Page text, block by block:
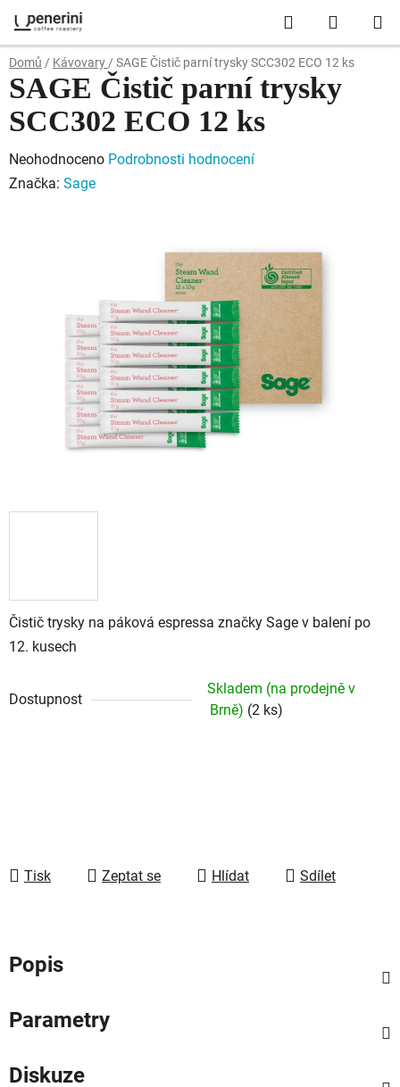
na
obsah
Hledat
KOŠÍK
Domů / Kávovary / SAGE Čistič parní trysky SCC302 ECO 12 ks
Čistič trysky na páková espressa značky Sage v balení po
12. kusech
Dostupnost
Skladem (na prodejně v
Brně) (2 ks)
Tisk Zeptat se Hlídat Sdílet
SAGE Čistič parní trysky
SCC302 ECO 12 ks
Průměrné
hodnocení
Neohodnoceno Podrobnosti hodnocení
Značka: Sage
Popis
Parametry
Diskuze